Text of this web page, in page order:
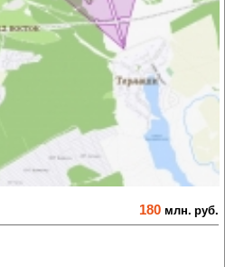
180 млн. руб.